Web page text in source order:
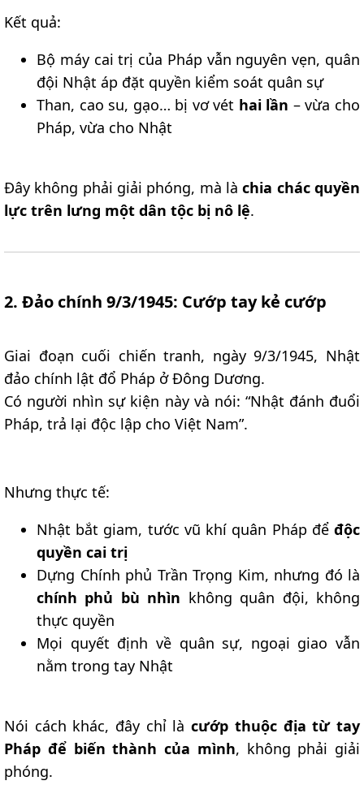
Kết quả:
Bộ máy cai trị của Pháp vẫn nguyên vẹn, quân
đội Nhật áp đặt quyền kiểm soát quân sự
Than, cao su, gạo… bị vơ vét hai lần – vừa cho
Pháp, vừa cho Nhật
Đây không phải giải phóng, mà làchia chác quyền
lực trên lưng một dân tộc bị nô lệ.
2. Đảo chính 9/3/1945: Cướp tay kẻ cướp
Giai đoạn cuối chiến tranh, ngày 9/3/1945, Nhật
đảo chính lật đổ Pháp ở Đông Dương.
Có người nhìn sự kiện này và nói: “Nhật đánh đuổi
Pháp, trả lại độc lập cho Việt Nam”.
Nhưng thực tế:
Nhật bắt giam, tước vũ khí quân Pháp để độc
quyền cai trị
Dựng Chính phủ Trần Trọng Kim, nhưng đó là
chính phủ bù nhìn không quân đội, không
thực quyền
Mọi quyết định về quân sự, ngoại giao vẫn
nằm trong tay Nhật
Nói cách khác, đây chỉ làcướp thuộc địa từ tay
Pháp để biến thành của mình, không phải giải
phóng.